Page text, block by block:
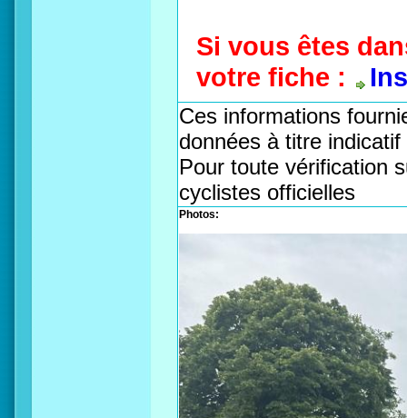
Si vous êtes
votre fiche :
Ces informations
données à titre
Pour toute vérification
cyclistes officielles
Photos: